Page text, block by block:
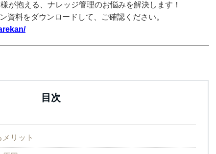
が抱える、ナレッジ管理のお悩みを解決します！
資料をダウンロードして、ご確認ください。
目次
リット